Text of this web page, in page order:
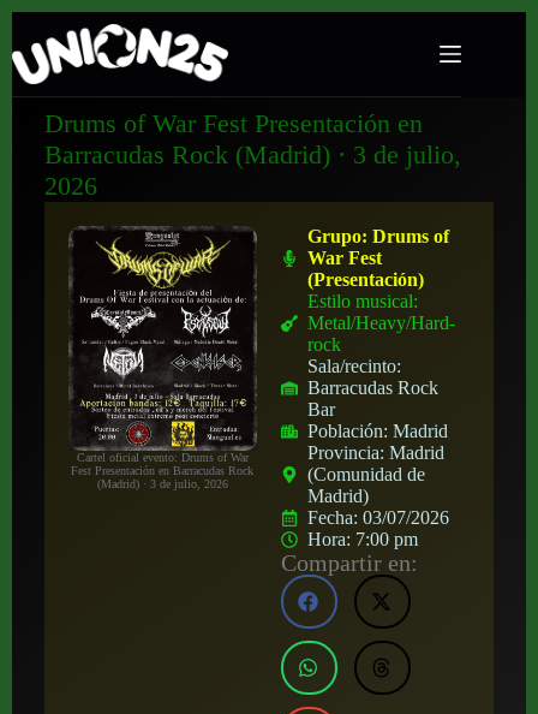
Drums of War Fest Presentación en
Barracudas Rock (Madrid) · 3 de julio,
2026
Cartel oficial evento: Drums of War
Fest Presentación en Barracudas Rock
(Madrid) · 3 de julio, 2026
Grupo:Drums of
War Fest
(Presentación)
Estilo musical:
Metal/Heavy/Hard-
rock
Sala/recinto:
Barracudas Rock
Bar
Población:Madrid
Provincia:Madrid
(Comunidad de
Madrid)
Fecha:03/07/2026
Hora: 7:00 pm
Compartir en: